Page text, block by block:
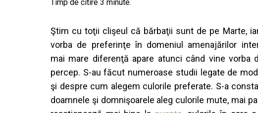
Ştim cutoţii clişeul că bărbaţii sunt de pe Marte,
vorba de preferinţe în domeniul amenajărilor
mai mare diferenţă apare atunci când vine vorba
percep. S-aufăcut numeroase studii legate de
şi despre cum alegem culorile preferate. S-a
doamnele şi domnişoarele aleg culorile mute, mai